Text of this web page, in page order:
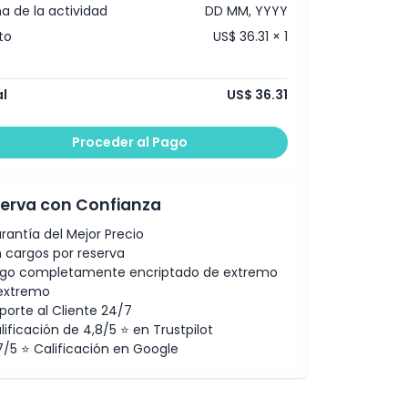
de la actividad
DD MM, YYYY
US$ 36.31 × 1
US$ 36.31
Proceder al Pago
con Confianza
del Mejor Precio
cargos por reserva
completamente encriptado de extremo
al Cliente 24/7
de 4,8/5 ⭐ en Trustpilot
5 ⭐ Calificación en Google